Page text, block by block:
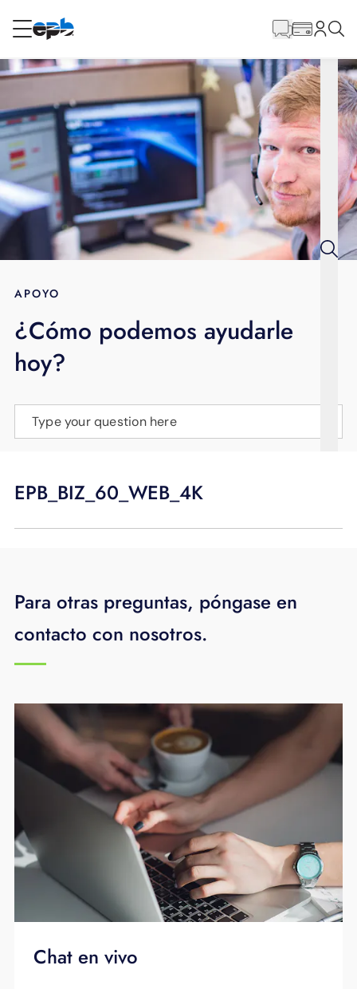
RESIDENCIAL
Internet
Energía
Televisión
BLOG
APOYO
principal
APOYO
¿Cómo podemos ayudarle
hoy?
Type your question here
EPB_BIZ_60_WEB_4K
Para otras preguntas, póngase en
contacto con nosotros.
Chat en vivo